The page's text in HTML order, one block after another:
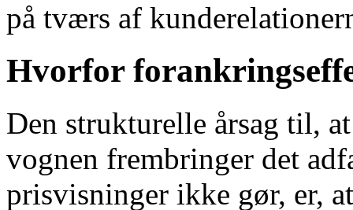
på tværs af
Hvorfor
Den strukturelle årsag til,
vognen frembringer det
prisvisninger ikke gør, er,